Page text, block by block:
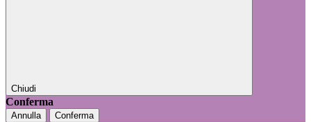
Chiudi
Conferma
Annulla Conferma